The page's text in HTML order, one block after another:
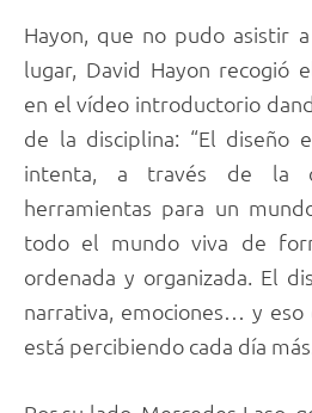
Hayon, que no pudo asistir
lugar, David Hayon recogió
en el vídeo introductorio
de la disciplina: “El diseño
intenta, a través de la
herramientas para un
todo el mundo viva de
ordenada y organizada. El
narrativa, emociones… y
está percibiendo cada día